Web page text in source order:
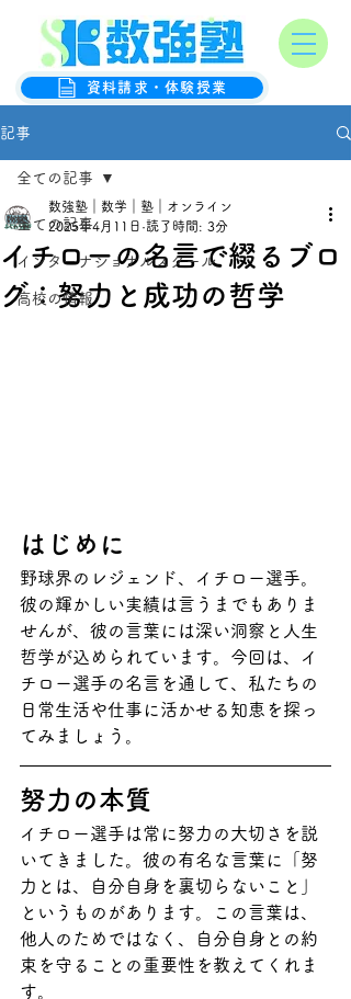
数強塾
オンライン数学克服塾
資料請求・体験授業
記事
全ての記事
インターナショナルスクール
高校の情報
全ての記事
イチローの名言で綴るブロ
グ：努力と成功の哲学
数強塾｜数学｜塾｜オンライン
2025年4月11日 読了時間: 3分
はじめに
野球界のレジェンド、イチロー選手。
彼の輝かしい実績は言うまでもありま
せんが、彼の言葉には深い洞察と人生
哲学が込められています。今回は、イ
チロー選手の名言を通して、私たちの
日常生活や仕事に活かせる知恵を探っ
てみましょう。
努力の本質
イチロー選手は常に努力の大切さを説
いてきました。彼の有名な言葉に「努
力とは、自分自身を裏切らないこと」
というものがあります。この言葉は、
他人のためではなく、自分自身との約
束を守ることの重要性を教えてくれま
す。